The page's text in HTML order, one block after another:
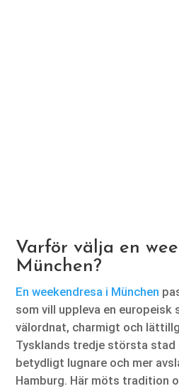
Varför välja en
München?
En weekendresa i München
som vill uppleva en
välordnat, charmigt och
Tysklands tredje största stad
betydligt lugnare och mer
Hamburg. Här möts tradition